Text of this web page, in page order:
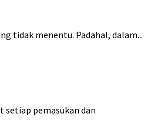
tidak menentu. Padahal, dalam...
setiap pemasukan dan